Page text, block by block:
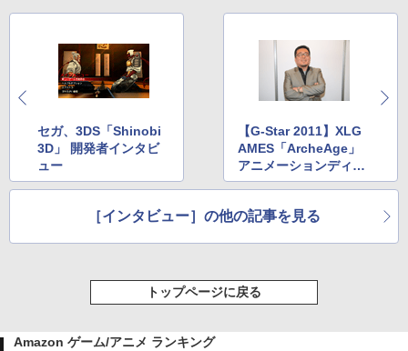
セガ、3DS「Shinobi
3D」 開発者インタビ
ュー
【G-Star 2011】XLG
AMES「ArcheAge」
アニメーションディレ
クター パク・サンスン
［インタビュー］の他の記事を見る
トップページに戻る
Amazon ゲーム/アニメ ランキング